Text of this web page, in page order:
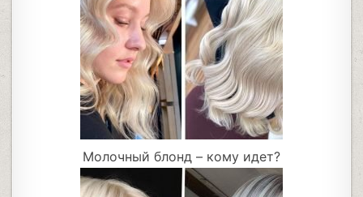
Молочный блонд – кому идет?